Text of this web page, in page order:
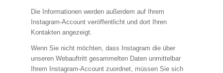
Die Informationen werden außerdem auf Ihrem
Instagram-Account veröffentlicht und dort Ihren
Kontakten angezeigt.
Wenn Sie nicht möchten, dass Instagram die über
unseren Webauftritt gesammelten Daten unmittelbar
Ihrem Instagram-Account zuordnet, müssen Sie sich